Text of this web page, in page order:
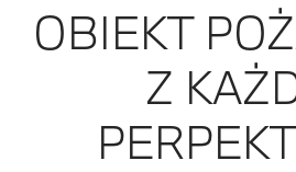
OBIEKT
Z